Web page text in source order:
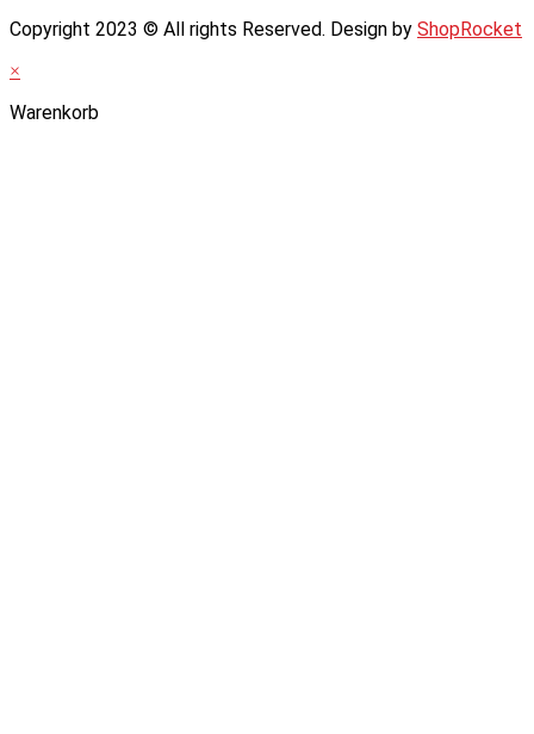
Copyright 2023 © All rights Reserved. Design by ShopRocket
×
Warenkorb